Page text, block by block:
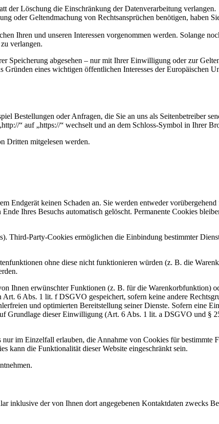
der Löschung die Einschränkung der Datenverarbeitung verlangen.
oder Geltendmachung von Rechtsansprüchen benötigen, haben
Ihren und unseren Interessen vorgenommen werden. Solange
verlangen.
Speicherung abgesehen – nur mit Ihrer Einwilligung oder zur
eines wichtigen öffentlichen Interesses der Europäischen
Bestellungen oder Anfragen, die Sie an uns als Seitenbetreiber
“ auf „https://“ wechselt und an dem Schloss-Symbol in Ihrer
Dritten mitgelesen werden.
Endgerät keinen Schaden an. Sie werden entweder
Ihres Besuchs automatisch gelöscht. Permanente Cookies
Third-Party-Cookies ermöglichen die Einbindung bestimmter
ohne diese nicht funktionieren würden (z. B. die
Ihnen erwünschter Funktionen (z. B. für die Warenkorbfunktion)
6 Abs. 1 lit. f DSGVO gespeichert, sofern keine andere
und optimierten Bereitstellung seiner Dienste. Sofern eine
Grundlage dieser Einwilligung (Art. 6 Abs. 1 lit. a DSGVO und
im Einzelfall erlauben, die Annahme von Cookies für bestimmte
kann die Funktionalität dieser Website eingeschränkt sein.
inklusive der von Ihnen dort angegebenen Kontaktdaten zwecks